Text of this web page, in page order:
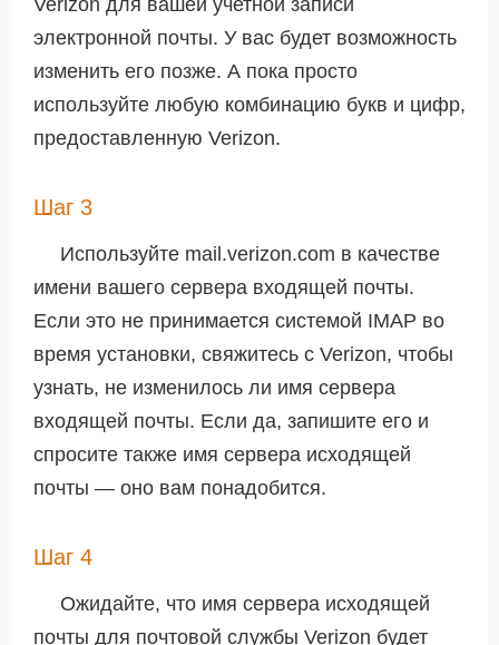
электронной почты. У вас будет возможность
изменить его позже. А пока просто
используйте любую комбинацию букв и цифр,
предоставленную Verizon.
Шаг 3
Используйте mail.verizon.com в качестве
имени вашего сервера входящей почты.
Если это не принимается системой IMAP во
время установки, свяжитесь с Verizon, чтобы
узнать, не изменилось ли имя сервера
входящей почты. Если да, запишите его и
спросите также имя сервера исходящей
почты — оно вам понадобится.
Шаг 4
Ожидайте, что имя сервера исходящей
почты для почтовой службы Verizon будет